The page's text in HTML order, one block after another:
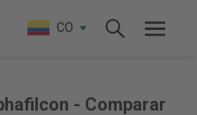
CO
- Comparar